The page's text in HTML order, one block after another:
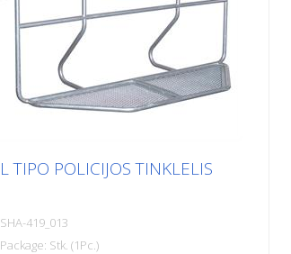
L TIPO POLICIJOS TINKLELIS
SHA-419_013
Package: Stk. (1Pc.)